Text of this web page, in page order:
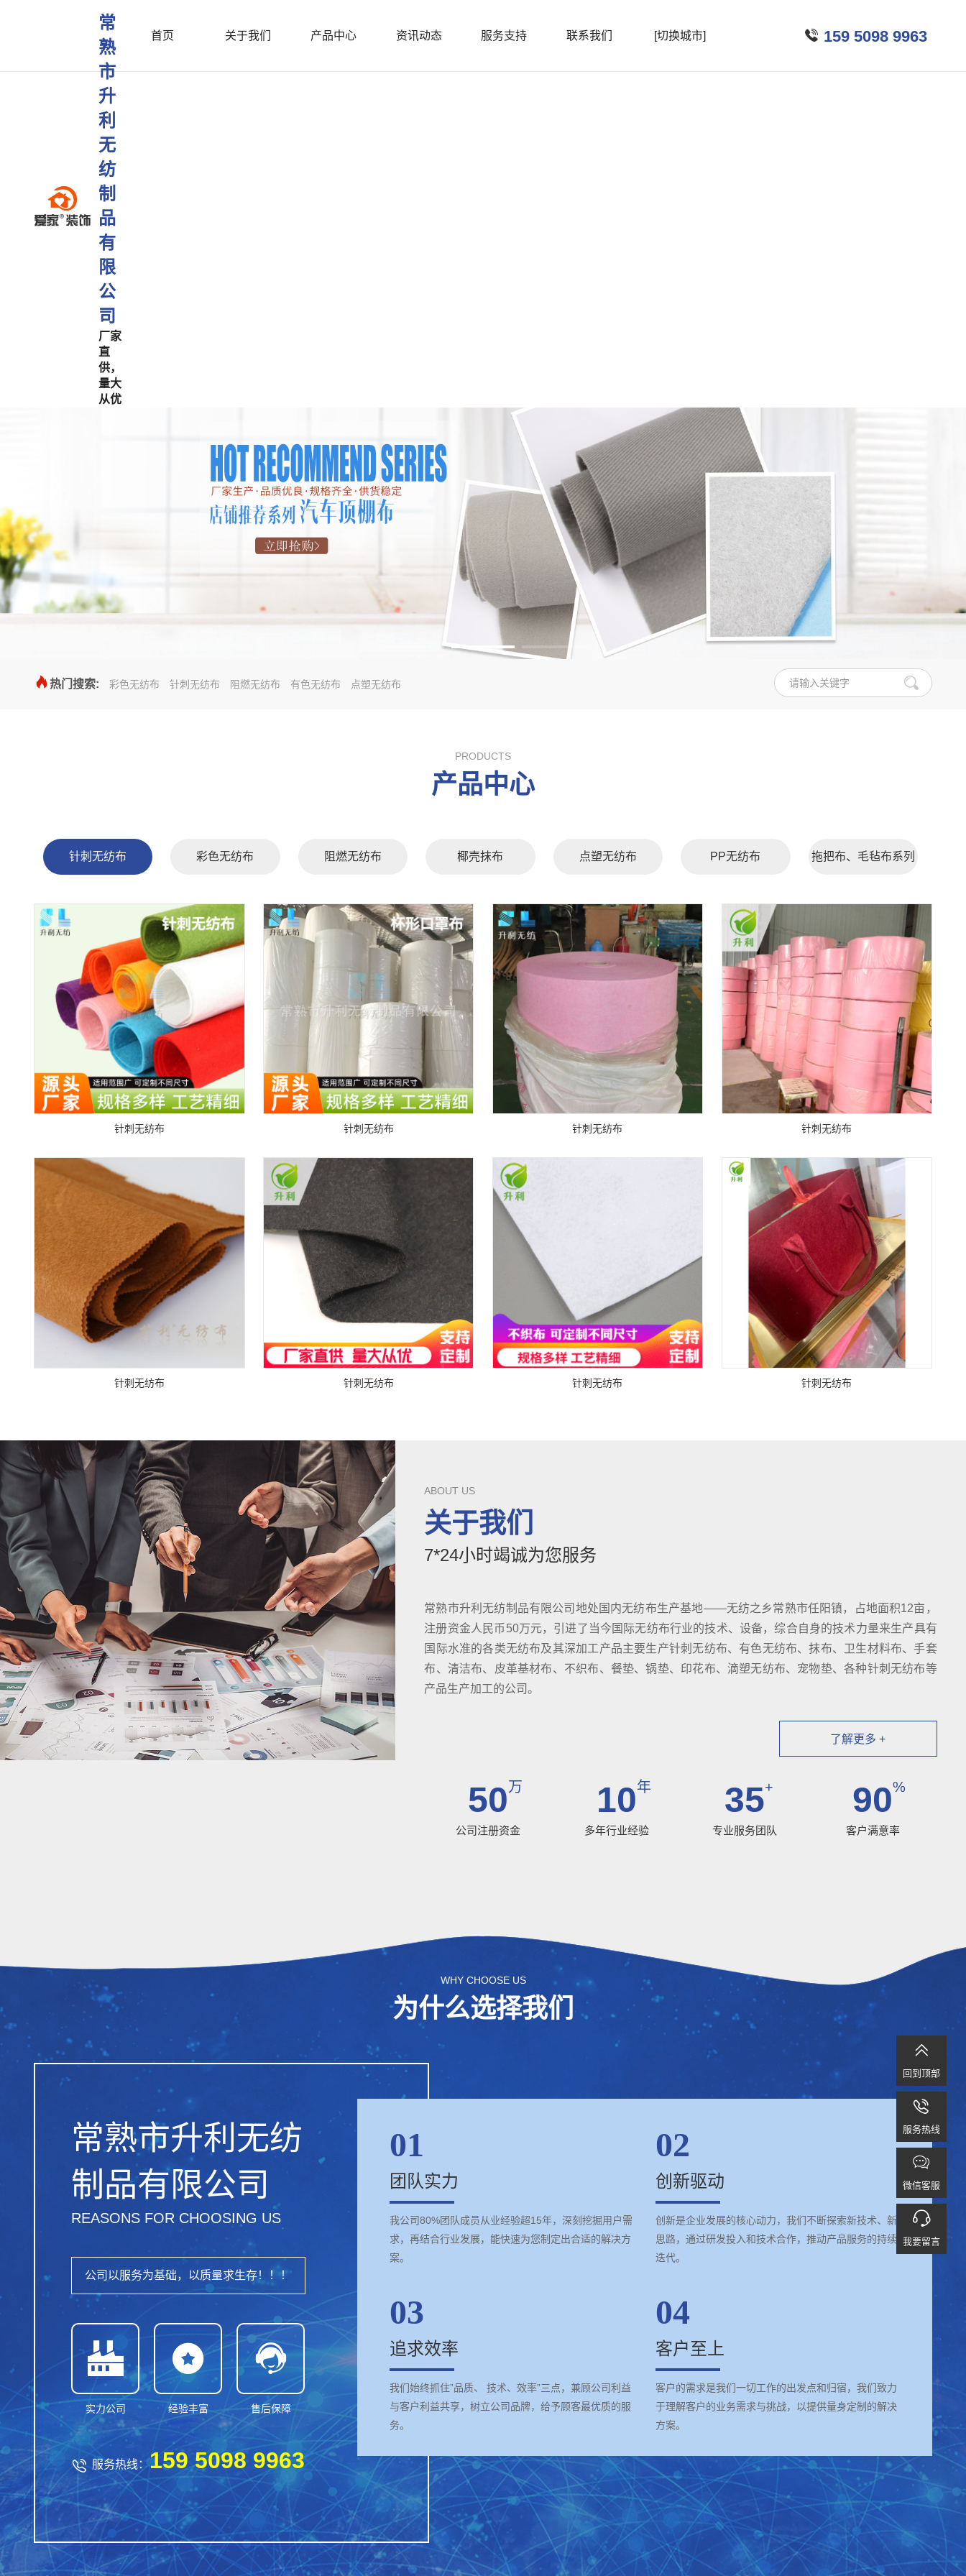
常
熟
市
升
利
无
纺
制
品
有
限
公
司
厂家
直
供，
量大
从优
首页 关于我们 产品中心 资讯动态 服务支持 联系我们 [切换城市]  159 5098 9963
热门搜索: 彩色无纺布 针刺无纺布 阻燃无纺布 有色无纺布 点塑无纺布
PRODUCTS
产品中心
针刺无纺布 彩色无纺布 阻燃无纺布 椰壳抹布 点塑无纺布 PP无纺布 拖把布、毛毡布系列
针刺无纺布 针刺无纺布 针刺无纺布 针刺无纺布
针刺无纺布 针刺无纺布 针刺无纺布 针刺无纺布
ABOUT US
关于我们
7*24小时竭诚为您服务
常熟市升利无纺制品有限公司地处国内无纺布生产基地——无纺之乡常熟市任阳镇，占地面积12亩，
注册资金人民币50万元，引进了当今国际无纺布行业的技术、设备，综合自身的技术力量来生产具有
国际水准的各类无纺布及其深加工产品主要生产针刺无纺布、有色无纺布、抹布、卫生材料布、手套
布、清洁布、皮革基材布、不织布、餐垫、锅垫、印花布、滴塑无纺布、宠物垫、各种针刺无纺布等
产品生产加工的公司。
了解更多 +
50万
公司注册资金
10年
多年行业经验
35+
专业服务团队
90%
客户满意率
WHY CHOOSE US
为什么选择我们
常熟市升利无纺
制品有限公司
REASONS FOR CHOOSING US
公司以服务为基础，以质量求生存！！！

实力公司

经验丰富

售后保障
 服务热线：159 5098 9963
01
团队实力
我公司80%团队成员从业经验超15年，深刻挖掘用户需
求，再结合行业发展，能快速为您制定出合适的解决方
案。
02
创新驱动
创新是企业发展的核心动力，我们不断探索新技术、新
思路，通过研发投入和技术合作，推动产品服务的持续
迭代。
03
追求效率
我们始终抓住”品质、 技术、效率”三点，兼顾公司利益
与客户利益共享，树立公司品牌，给予顾客最优质的服
务。
04
客户至上
客户的需求是我们一切工作的出发点和归宿，我们致力
于理解客户的业务需求与挑战，以提供量身定制的解决
方案。

回到顶部

服务热线

微信客服

我要留言